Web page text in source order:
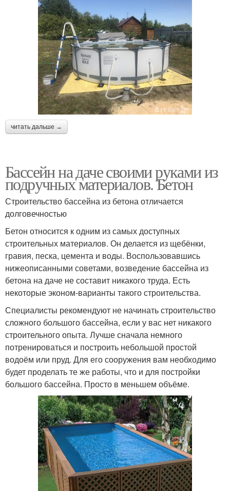
читать дальше →
Бассейн на даче своими руками из
подручных материалов. Бетон
Строительство бассейна из бетона отличается
долговечностью
Бетон относится к одним из самых доступных
строительных материалов. Он делается из щебёнки,
гравия, песка, цемента и воды. Воспользовавшись
нижеописанными советами, возведение бассейна из
бетона на даче не составит никакого труда. Есть
некоторые эконом-варианты такого строительства.
Специалисты рекомендуют не начинать строительство
сложного большого бассейна, если у вас нет никакого
строительного опыта. Лучше сначала немного
потренироваться и построить небольшой простой
водоём или пруд. Для его сооружения вам необходимо
будет проделать те же работы, что и для постройки
большого бассейна. Просто в меньшем объёме.